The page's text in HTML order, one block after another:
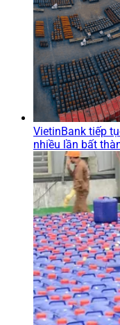
VietinBank tiếp
nhiều lần bất